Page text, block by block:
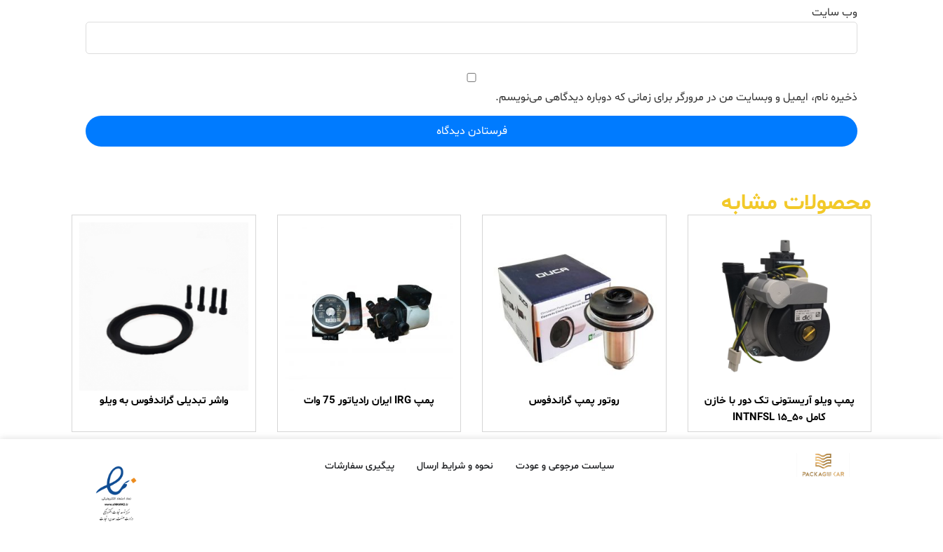
وب‌ سایت
ذخیره نام، ایمیل و وبسایت من در مرورگر برای زمانی که دوباره دیدگاهی می‌نویسم.
محصولات مشابه
پمپ ویلو آریستونی تک دور با خازن
کامل ۵۰_۱۵ INTNFSL
روتور پمپ گراندفوس پمپ IRG ایران رادیاتور 75 وات واشر تبدیلی گراندفوس به ویلو
سیاست مرجوعی و عودت نحوه و شرایط ارسال پیگیری سفارشات